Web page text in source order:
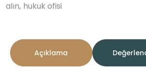
alın hukuk ofisi
Açıklama